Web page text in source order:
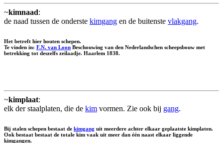
~kimnaad:
de naad tussen de onderste kimgang en de buitenste vlakgang.
Het betreft hier houten schepen.
Te vinden in: F.N. van Loon Beschouwing van den Nederlandschen scheepsbouw met
betrekking tot deszelfs zeilaadje. Haarlem 1838.
~kimplaat:
elk der staalplaten, die de kim vormen. Zie ook bij gang.
Bij stalen schepen bestaat de kimgang uit meerdere achter elkaar geplaatste kimplaten.
Ook bestaat bestaat de totale kim vaak uit meer dan één naast elkaar liggende
kimgangen.